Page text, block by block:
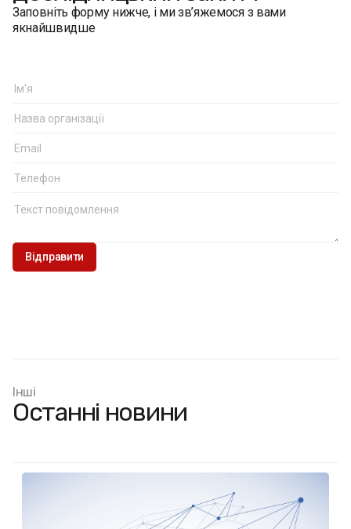
Заповніть форму нижче, і ми зв’яжемося з вами
якнайшвидше
Інші
Останні новини